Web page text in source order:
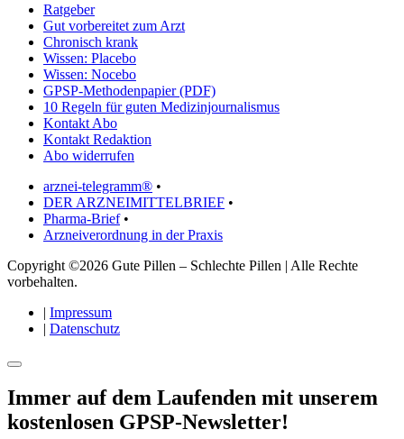
Ratgeber
Gut vorbereitet zum Arzt
Chronisch krank
Wissen: Placebo
Wissen: Nocebo
GPSP-Methodenpapier (PDF)
10 Regeln für guten Medizinjournalismus
Kontakt Abo
Kontakt Redaktion
Abo widerrufen
arznei-telegramm® •
DER ARZNEIMITTELBRIEF •
Pharma-Brief•
Arzneiverordnung in der Praxis
Copyright ©2026 Gute Pillen – Schlechte Pillen | Alle Rechte
vorbehalten.
| Impressum
| Datenschutz
Immer auf dem Laufenden mit unserem
kostenlosen GPSP-Newsletter!